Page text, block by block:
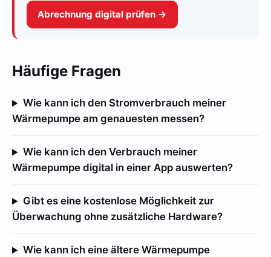
Abrechnung digital prüfen →
Häufige Fragen
Wie kann ich den Stromverbrauch meiner
Wärmepumpe am genauesten messen?
Wie kann ich den Verbrauch meiner
Wärmepumpe digital in einer App auswerten?
Gibt es eine kostenlose Möglichkeit zur
Überwachung ohne zusätzliche Hardware?
Wie kann ich eine ältere Wärmepumpe